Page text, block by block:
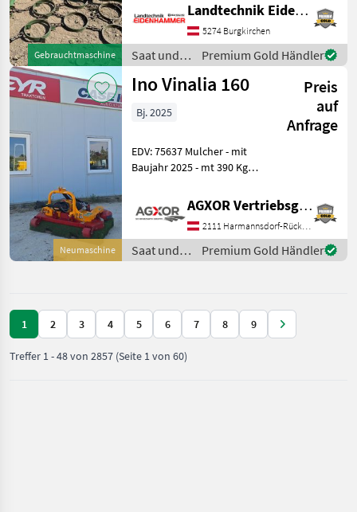
Gebrauchtmaschine
Standort in 5621 St.Veit im
Pongau Saat und Pflege
Wieseneggen
Landtechnik Eidenhammer GmbH
5274 Burgkirchen
Saat und
Pflege /
Sonstige
Premium Gold Händler
Neumaschine
Ino Vinalia 160
Preis
auf
Anfrage
Bj. 2025
EDV: 75637 Mulcher - mit
Baujahr 2025 - mt 390 Kg
Verkaufsteam der Fa. Agxor
zeigt Ihnen das
Gerät/Maschine gerne und
bittet
AGXOR Vertriebsgesellschaft Ost GmbH
2111 Harmannsdorf-Rückersdorf
Saat und
Pflege /
Premium Gold Händler
1 2 3 4 5 6 7 8 9
Treffer 1-48von 2857 (Seite 1 von 60)